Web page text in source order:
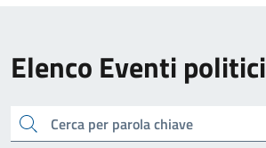
Elenco Eventi politici
cerca